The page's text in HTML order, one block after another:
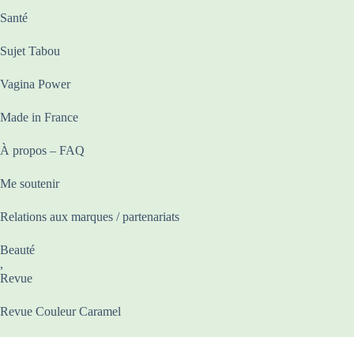
Santé
Sujet Tabou
Vagina Power
Made in France
À propos – FAQ
Me soutenir
Relations aux marques / partenariats
Beauté
,
Revue
Revue Couleur Caramel